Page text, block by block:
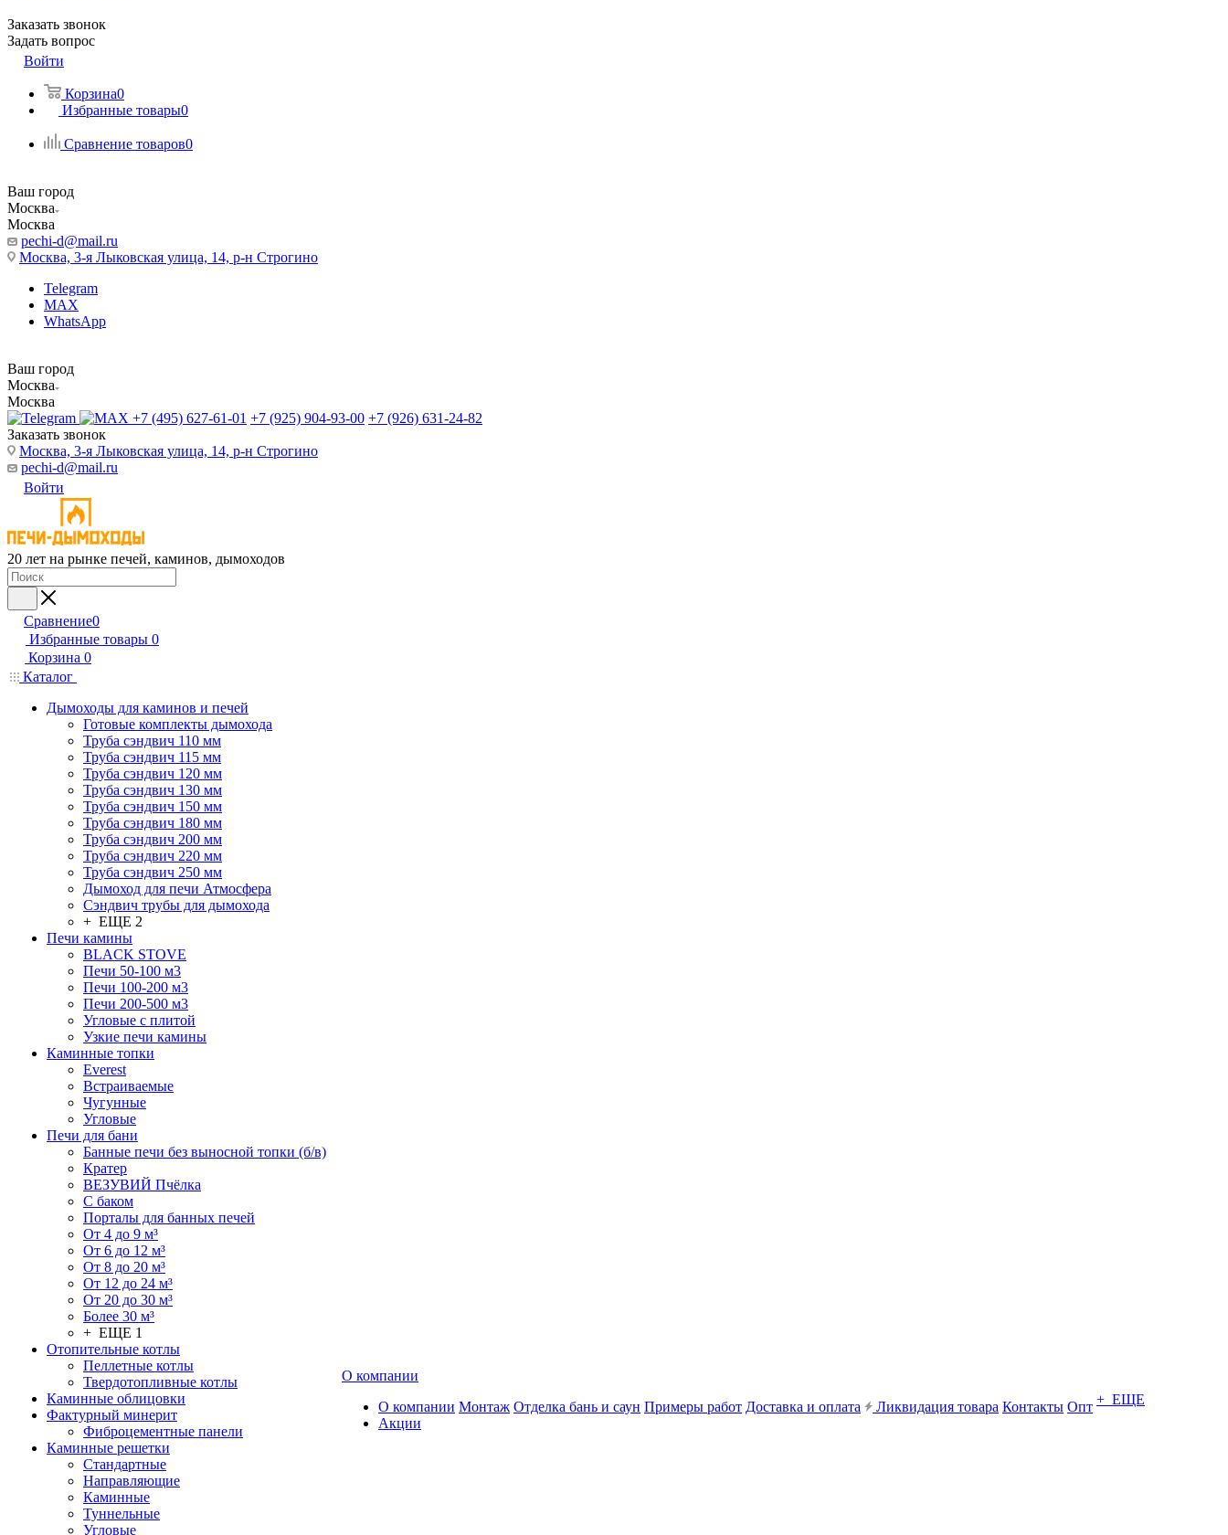
Заказать звонок
Задать вопрос
Войти
Корзина0
Избранные товары0
Сравнение товаров0
Ваш город
Москва
Москва
pechi-d@mail.ru
Москва, 3-я Лыковская улица, 14, р-н Строгино
Telegram
MAX
WhatsApp
Ваш город
Москва
Москва
+7 (495) 627-61-01 +7 (925) 904-93-00 +7 (926) 631-24-82
Заказать звонок
Москва, 3-я Лыковская улица, 14, р-н Строгино
pechi-d@mail.ru
Войти
20 лет на рынке печей, каминов, дымоходов
Сравнение0
Избранные товары 0
Корзина 0
Каталог
Дымоходы для каминов и печей
Готовые комплекты дымохода
Труба сэндвич 110 мм
Труба сэндвич 115 мм
Труба сэндвич 120 мм
Труба сэндвич 130 мм
Труба сэндвич 150 мм
Труба сэндвич 180 мм
Труба сэндвич 200 мм
Труба сэндвич 220 мм
Труба сэндвич 250 мм
Дымоход для печи Атмосфера
Сэндвич трубы для дымохода
+ ЕЩЕ 2
Печи камины
BLACK STOVE
Печи 50-100 м3
Печи 100-200 м3
Печи 200-500 м3
Угловые с плитой
Узкие печи камины
Каминные топки
Everest
Встраиваемые
Чугунные
Угловые
Печи для бани
Банные печи без выносной топки (б/в)
Кратер
ВЕЗУВИЙ Пчёлка
С баком
Порталы для банных печей
От 4 до 9 м³
От 6 до 12 м³
От 8 до 20 м³
От 12 до 24 м³
От 20 до 30 м³
Более 30 м³
+ ЕЩЕ 1
Отопительные котлы
Пеллетные котлы
Твердотопливные котлы
Каминные облицовки
Фактурный минерит
Фиброцементные панели
Каминные решетки
Стандартные
Направляющие
Каминные
Туннельные
Угловые
О компании
О компании
Акции
Монтаж Отделка бань и саун Примеры работ Доставка и оплата Ликвидация товара Контакты Опт + ЕЩЕ